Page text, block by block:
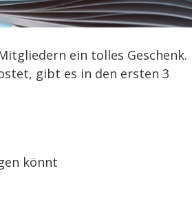
ein tolles Geschenk.
gibt es in den ersten 3
könnt